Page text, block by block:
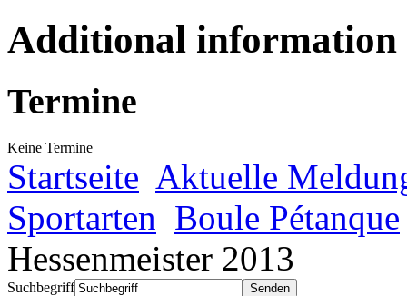
Additional information
Termine
Keine Termine
Startseite Aktuelle
Sportarten Boule Pétanque
Hessenmeister 2013
Suchbegriff